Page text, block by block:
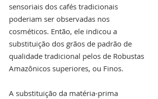
sensoriais dos cafés tradicionais
poderiam ser observadas nos
cosméticos. Então, ele indicou a
substituição dos grãos de padrão de
qualidade tradicional pelos de Robustas
Amazônicos superiores, ou Finos.
A substituição da matéria-prima